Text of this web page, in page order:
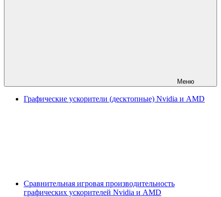
Меню
Графические ускорители (десктопные) Nvidia и AMD
Сравнительная игровая производительность
графических ускорителей Nvidia и AMD